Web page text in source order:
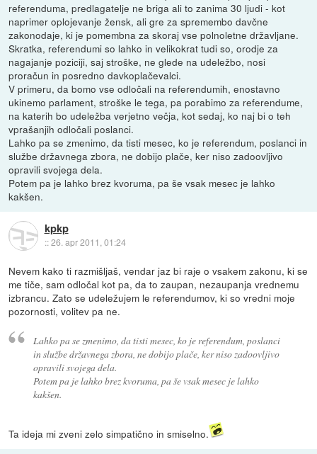
referenduma, predlagatelje ne briga ali to zanima 30 ljudi - kot
naprimer oplojevanje žensk, ali gre za spremembo davčne
zakonodaje, ki je pomembna za skoraj vse polnoletne državljane.
Skratka, referendumi so lahko in velikokrat tudi so, orodje za
nagajanje poziciji, saj stroške, ne glede na udeležbo, nosi
proračun in posredno davkoplačevalci.
V primeru, da bomo vse odločali na referendumih, enostavno
ukinemo parlament, stroške le tega, pa porabimo za referendume,
na katerih bo udeležba verjetno večja, kot sedaj, ko naj bi o teh
vprašanjih odločali poslanci.
Lahko pa se zmenimo, da tisti mesec, ko je referendum, poslanci in
službe državnega zbora, ne dobijo plače, ker niso zadoovljivo
opravili svojega dela.
Potem pa je lahko brez kvoruma, pa še vsak mesec je lahko
kakšen.
kpkp
::26. apr 2011, 01:24
Nevem kako ti razmišljaš, vendar jaz bi raje o vsakem zakonu, ki se
me tiče, sam odločal kot pa, da to zaupan, nezaupanja vrednemu
izbrancu. Zato se udeležujem le referendumov, ki so vredni moje
pozornosti, volitev pa ne.
Lahko pa se zmenimo, da tisti mesec, ko je referendum, poslanci
in službe državnega zbora, ne dobijo plače, ker niso zadoovljivo
opravili svojega dela.
Potem pa je lahko brez kvoruma, pa še vsak mesec je lahko
kakšen.
Ta ideja mi zveni zelo simpatično in smiselno.